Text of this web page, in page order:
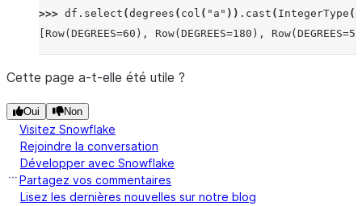
>>> df . select (degrees ( col ( "a" )) . cast ( IntegerType
[Row(DEGREES=60), Row(DEGREES=180),
Cette page a-t-elle été utile ?
Oui Non
Visitez Snowflake
Rejoindre la conversation
Développer avec Snowflake
Partagez vos commentaires
Lisez les dernières nouvelles sur notre blog